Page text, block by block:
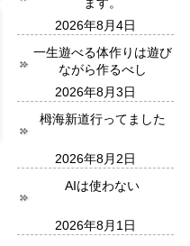
2026年8月4日
一生遊べる体作りは遊び
ながら作るべし
2026年8月3日
栂海新道行ってました
2026年8月2日
AIは使わない
2026年8月1日